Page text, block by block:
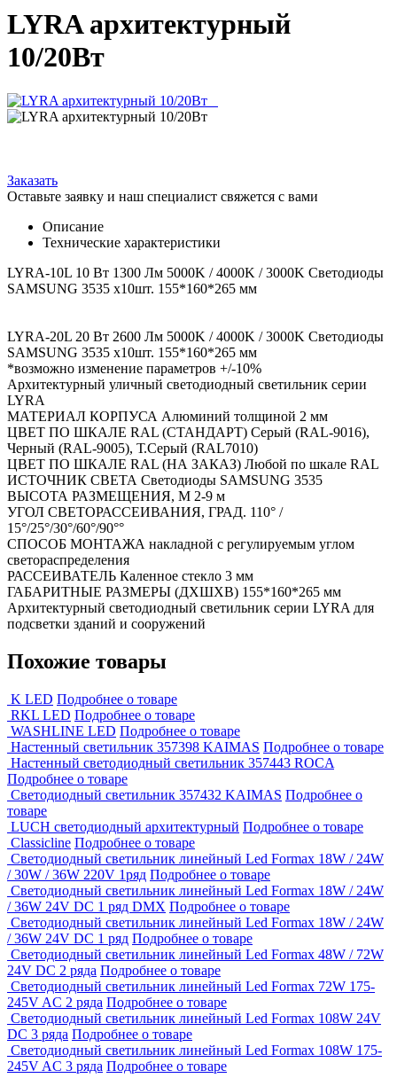
LYRA архитектурный
10/20Вт
Заказать
Оставьте заявку и наш специалист свяжется с вами
Описание
Технические характеристики
LYRA-10L 10 Вт 1300 Лм 5000K / 4000K / 3000K Светодиоды
SAMSUNG 3535 х10шт. 155*160*265 мм
LYRA-20L 20 Вт 2600 Лм 5000K / 4000K / 3000K Светодиоды
SAMSUNG 3535 х10шт. 155*160*265 мм
*возможно изменение параметров +/-10%
Архитектурный уличный светодиодный светильник серии
LYRA
МАТЕРИАЛ КОРПУСА Алюминий толщиной 2 мм
ЦВЕТ ПО ШКАЛЕ RAL (СТАНДАРТ) Серый (RAL-9016),
Черный (RAL-9005), Т.Серый (RAL7010)
ЦВЕТ ПО ШКАЛЕ RAL (НА ЗАКАЗ) Любой по шкале RAL
ИСТОЧНИК СВЕТА Светодиоды SAMSUNG 3535
ВЫСОТА РАЗМЕЩЕНИЯ, М 2-9 м
УГОЛ СВЕТОРАССЕИВАНИЯ, ГРАД. 110° /
15°/25°/30°/60°/90°°
СПОСОБ МОНТАЖА накладной с регулируемым углом
светораспределения
РАССЕИВАТЕЛЬ Каленное стекло 3 мм
ГАБАРИТНЫЕ РАЗМЕРЫ (ДХШХВ) 155*160*265 мм
Архитектурный светодиодный светильник серии LYRA для
подсветки зданий и сооружений
Похожие товары
K LED Подробнее о товаре
RKL LED Подробнее о товаре
WASHLINE LED Подробнее о товаре
Настенный светильник 357398 KAIMAS Подробнее о товаре
Настенный светодиодный светильник 357443 ROCA
Подробнее о товаре
Светодиодный светильник 357432 KAIMAS Подробнее о
товаре
LUCH светодиодный архитектурный Подробнее о товаре
Classicline Подробнее о товаре
Светодиодный светильник линейный Led Formaх 18W / 24W
/ 30W / 36W 220V 1ряд Подробнее о товаре
Светодиодный светильник линейный Led Formaх 18W / 24W
/ 36W 24V DC 1 ряд DMX Подробнее о товаре
Светодиодный светильник линейный Led Formaх 18W / 24W
/ 36W 24V DC 1 ряд Подробнее о товаре
Светодиодный светильник линейный Led Formaх 48W / 72W
24V DC 2 ряда Подробнее о товаре
Светодиодный светильник линейный Led Formaх 72W 175-
245V AC 2 ряда Подробнее о товаре
Светодиодный светильник линейный Led Formaх 108W 24V
DC 3 ряда Подробнее о товаре
Светодиодный светильник линейный Led Formaх 108W 175-
245V AC 3 ряда Подробнее о товаре